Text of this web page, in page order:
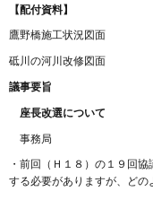
【配付資料】
鷹野橋施工状況図面
砥川の河川改修図面
議事要旨
座長改選について
事務局
・前回（Ｈ１８）の１９回
する必要がありますが、どの